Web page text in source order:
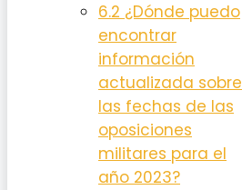
6.2 ¿Dónde puedo
encontrar
información
actualizada sobre
las fechas de las
oposiciones
militares para el
año 2023?